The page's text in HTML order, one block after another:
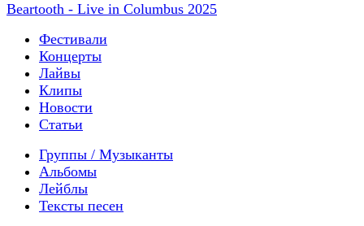
Beartooth - Live in Columbus 2025
Фестивали
Концерты
Лайвы
Клипы
Новости
Статьи
Группы / Музыканты
Альбомы
Лейблы
Тексты песен